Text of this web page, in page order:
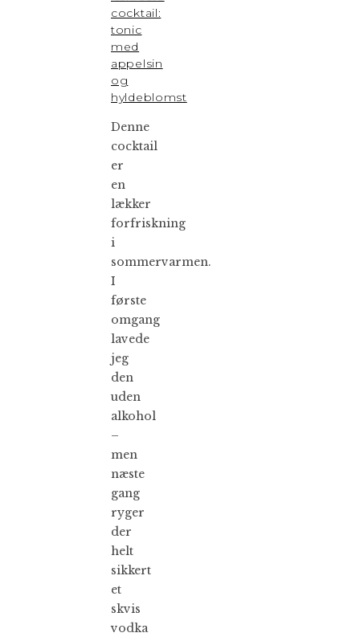
cocktail:
tonic
med
appelsin
og
hyldeblomst
Denne
cocktail
er
en
lækker
forfriskning
i
sommervarmen.
I
første
omgang
lavede
jeg
den
uden
alkohol
–
men
næste
gang
ryger
der
helt
sikkert
et
skvis
vodka